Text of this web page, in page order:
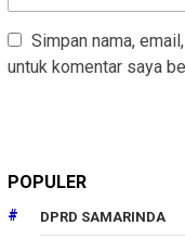
Simpan nama,
untuk komentar saya
POPULER
DPRD SAMARINDA